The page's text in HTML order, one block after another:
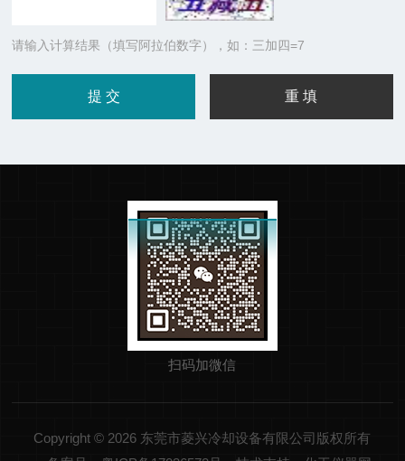
请输入计算结果（填写阿拉伯数字），如：三加四=7
扫码加微信
Copyright © 2026 东莞市菱兴冷却设备有限公司版权所有